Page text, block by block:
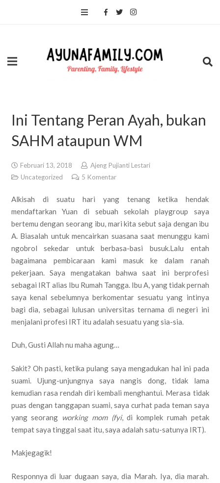
Ini Tentang Peran Ayah, bukan
SAHM ataupun WM
Februari 13, 2018
Ajeng Pujianti Lestari
Uncategorized
5 Komentar
Alkisah di suatu hari yang tenang ketika hendak
mendaftarkan Yuan di sebuah sekolah playgroup saya
bertemu dengan seorang ibu, mari kita sebut saja dengan ibu
A. Biasalah untuk mencairkan suasana saat menunggu kami
ngobrol sekedar untuk berbasa-basi busuk.Lalu entah
bagaimana pembicaraan kami masuk ke dalam ranah
pekerjaan. Saya mengatakan bahwa saat ini berprofesi
sebagai IRT alias Ibu Rumah Tangga. Ibu A, yang tidak pernah
saya kenal sebelumnya berkomentar sesuatu yang intinya
bagi dia, sebagai lulusan universitas ternama di negeri ini
menjalani profesi IRT itu adalah sesuatu yang sia-sia.
Duh, Gusti Allah nu maha agung…
Sakit? Oh pasti, ketika pulang saya mengadukan hal ini pada
suami. Ujung-unjungnya saya nangis dong, tidak lama
kemudian rasa rendah diri kembali menghantui. Merasa tidak
puas dengan tanggapan suami, saya curhat pada teman saya
yang seorang working mom (fyi, di komplek rumah petak
tempat saya tinggal saat itu, saya adalah satu-satunya IRT).
Makjegagik!
Responnya di luar dugaan saya, dia Marah. Iya, dia marah.